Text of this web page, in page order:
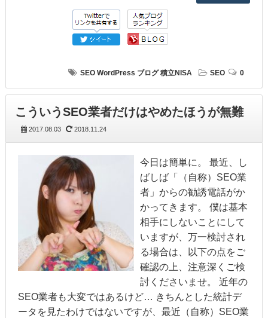
SEO WordPress ブログ 積立NISA SEO 0
こういうSEO業者だけはやめたほうが無難
2017.08.03 2018.11.24
今日は簡単に。 最近、し
ばしば「（自称）SEO業
者」からの勧誘電話がか
かってきます。 僕は基本
相手にしないことにして
いますが、万一検討され
る場合は、以下の点をご
確認の上、注意深くご検
討くださいませ。 近年の
SEO業者も大変ではあるけど… きちんとした統計デ
ータを見たわけではないですが、最近（自称）SEO業